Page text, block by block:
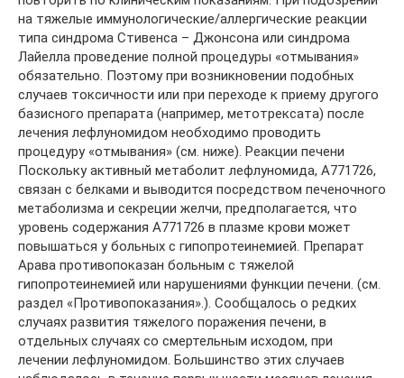
на тяжелые иммунологические/аллергические реакции
типа синдрома Стивенса – Джонсона или синдрома
Лайелла проведение полной процедуры «отмывания»
обязательно. Поэтому при возникновении подобных
случаев токсичности или при переходе к приему другого
базисного препарата (например, метотрексата) после
лечения лефлуномидом необходимо проводить
процедуру «отмывания» (см. ниже). Реакции печени
Поскольку активный метаболит лефлуномида, А771726,
связан с белками и выводится посредством печеночного
метаболизма и секреции желчи, предполагается, что
уровень содержания А771726 в плазме крови может
повышаться у больных с гипопротеинемией. Препарат
Арава противопоказан больным с тяжелой
гипопротеинемией или нарушениями функции печени. (см.
раздел «Противопоказания».). Сообщалось о редких
случаях развития тяжелого поражения печени, в
отдельных случаях со смертельным исходом, при
лечении лефлуномидом. Большинство этих случаев